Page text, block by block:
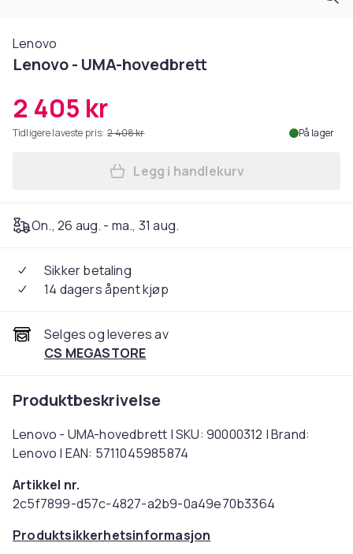
Lenovo
Lenovo - UMA-hovedbrett
2 405 kr
Tidligere laveste pris: 2 408 kr På lager
Legg Lenovo - UMA-
Legg i handlekurv
On., 26 aug. - ma., 31 aug.
Sikker betaling
14 dagers åpent kjøp
Selges og leveres av
CS MEGASTORE
Produktbeskrivelse
Lenovo - UMA-hovedbrett | SKU: 90000312 | Brand:
Lenovo | EAN: 5711045985874
Artikkel nr.
2c5f7899-d57c-4827-a2b9-0a49e70b3364
Produktsikkerhetsinformasjon